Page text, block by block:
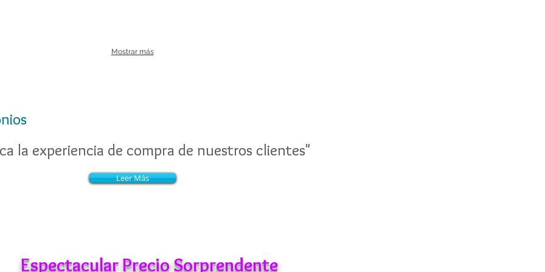
Mostrar más
la experiencia de compra de nuestros clientes"
Leer Más
la experiencia de compra de nuestros clientes"
Leer Más
Espectacular Precio Sorprendente